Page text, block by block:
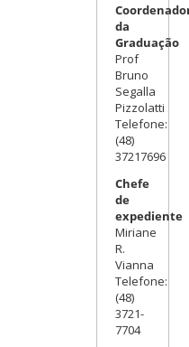
da
Graduação
Prof
Bruno
Segalla
Pizzolatti
Telefone:
(48)
37217696
Chefe
de
expediente
Miriane
R.
Vianna
Telefone:
(48)
3721-
7704